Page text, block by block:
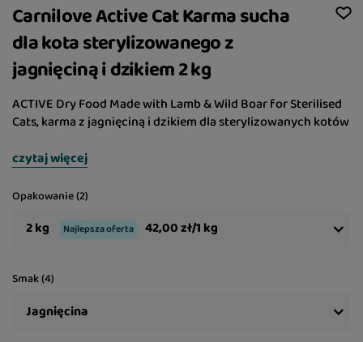
Carnilove Active Cat Karma sucha
dla kota sterylizowanego z
jagnięciną i dzikiem 2 kg
ACTIVE Dry Food Made with Lamb & Wild Boar for Sterilised
Cats, karma z jagnięciną i dzikiem dla sterylizowanych kotów
czytaj więcej
Opakowanie (2)
2 kg Najlepsza oferta 42,00 zł/1 kg
Smak (4)
Jagnięcina